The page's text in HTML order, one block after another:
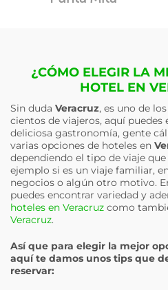
¿CÓMO ELEGIR LA
HOTEL EN
Sin duda Veracruz, es uno de
cientos de viajeros, aquí puedes
deliciosa gastronomía, gente
varias opciones de hoteles en
dependiendo el tipo de viaje
ejemplo si es un viaje familiar,
negocios o algún otro motivo.
puedes encontrar variedad y
hoteles en Veracruz como
Veracruz.
Así que para elegir la mejor
aquí te damos unos tips que
reservar: